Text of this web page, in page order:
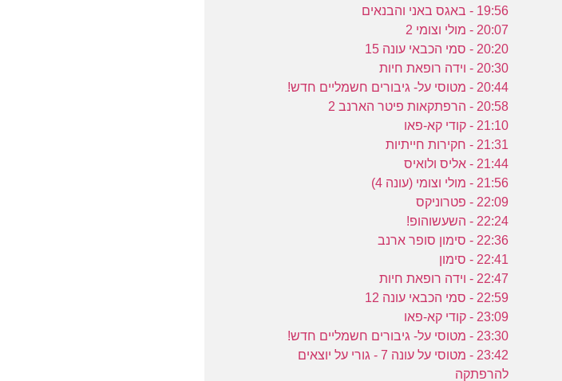
19:56 - באגס באני והבנאים
20:07 - מולי וצומי 2
20:20 - סמי הכבאי עונה 15
20:30 - וידה רופאת חיות
20:44 - מטוסי על- גיבורים חשמליים חדש!
20:58 - הרפתקאות פיטר הארנב 2
21:10 - קודי קא-פאו
21:31 - חקירות חייתיות
21:44 - אליס ולואיס
21:56 - מולי וצומי (עונה 4)
22:09 - פטרוניקס
22:24 - השעשוהופ!
22:36 - סימון סופר ארנב
22:41 - סימון
22:47 - וידה רופאת חיות
22:59 - סמי הכבאי עונה 12
23:09 - קודי קא-פאו
23:30 - מטוסי על- גיבורים חשמליים חדש!
23:42 - מטוסי על עונה 7 - גורי על יוצאים
להרפתקה